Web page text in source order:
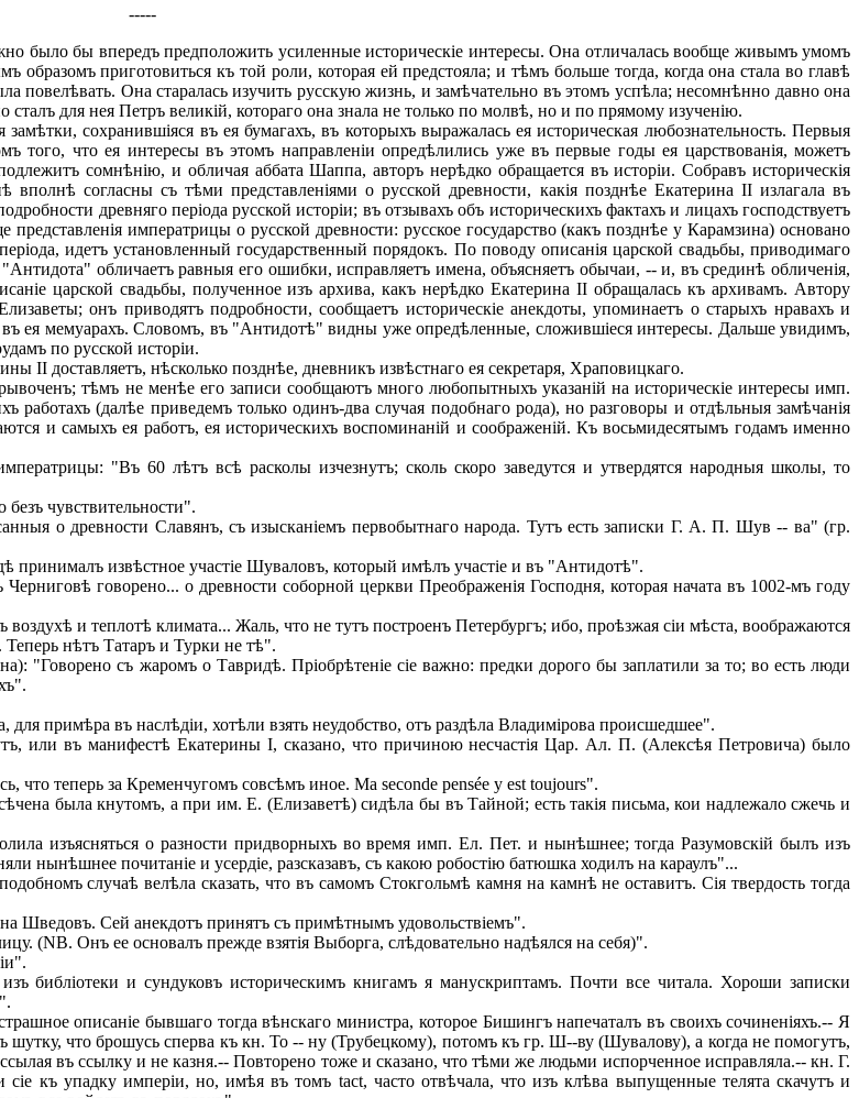
-----
было бы впередъ предположить усиленные историческіе интересы. Она отличалась вообще живымъ умомъ
приготовиться къ той роли, которая ей предстояла; и тѣмъ больше тогда, когда она стала во главѣ
повелѣвать. Она старалась изучить русскую жизнь, и замѣчательно въ этомъ успѣла; несомнѣнно давно она
сталъ для нея Петръ великій, котораго она знала не только по молвѣ, но и по прямому изученію.
сохранившіяся въ ея бумагахъ, въ которыхъ выражалась ея историческая любознательность. Первыя
того, что ея интересы въ этомъ направленіи опредѣлились уже въ первые годы ея царствованія, можетъ
сомнѣнію, и обличая аббата Шаппа, авторъ нерѣдко обращается въ исторіи. Собравъ историческія
согласны съ тѣми представленіями о русской древности, какія позднѣе Екатерина II излагала въ
древняго періода русской исторіи; въ отзывахъ объ историческихъ фактахъ и лицахъ господствуетъ
императрицы о русской древности: русское государство (какъ позднѣе у Карамзина) основано
идетъ установленный государственный порядокъ. По поводу описанія царской свадьбы, приводимаго
обличаетъ равныя его ошибки, исправляетъ имена, объясняетъ обычаи, -- и, въ срединѣ обличенія,
царской свадьбы, полученное изъ архива, какъ нерѣдко Екатерина II обращалась къ архивамъ. Автору
онъ приводятъ подробности, сообщаетъ историческіе анекдоты, упоминаетъ о старыхъ нравахъ и
въ ея мемуарахъ. Словомъ, въ "Антидотѣ" видны уже опредѣленные, сложившіеся интересы. Дальше увидимъ,
по русской исторіи.
II доставляетъ, нѣсколько позднѣе, дневникъ извѣстнаго ея секретаря, Храповицкаго.
тѣмъ не менѣе его записи сообщаютъ много любопытныхъ указаній на историческіе интересы имп.
(далѣе приведемъ только одинъ-два случая подобнаго рода), но разговоры и отдѣльныя замѣчанія
и самыхъ ея работъ, ея историческихъ воспоминаній и соображеній. Къ восьмидесятымъ годамъ именно
"Въ 60 лѣтъ всѣ расколы изчезнутъ; сколь скоро заведутся и утвердятся народныя школы, то
чувствительности".
о древности Славянъ, съ изысканіемъ первобытнаго народа. Тутъ есть записки Г. А. П. Шув -- ва" (гр.
принималъ извѣстное участіе Шуваловъ, который имѣлъ участіе и въ "Антидотѣ".
говорено... о древности соборной церкви Преображенія Господня, которая начата въ 1002-мъ году
и теплотѣ климата... Жаль, что не тутъ построенъ Петербургъ; ибо, проѣзжая сіи мѣста, воображаются
нѣтъ Татаръ и Турки не тѣ".
"Говорено съ жаромъ о Тавридѣ. Пріобрѣтеніе сіе важно: предки дорого бы заплатили за то; во есть люди
примѣра въ наслѣдіи, хотѣли взять неудобство, отъ раздѣла Владимірова происшедшее".
или въ манифестѣ Екатерины I, сказано, что причиною несчастія Цар. Ал. П. (Алексѣя Петровича) было
что теперь за Кременчугомъ совсѣмъ иное. Ma seconde pensée y est toujours".
была кнутомъ, а при им. Е. (Елизаветѣ) сидѣла бы въ Тайной; есть такія письма, кои надлежало сжечь и
изъясняться о разности придворныхъ во время имп. Ел. Пет. и нынѣшнее; тогда Разумовскій былъ изъ
нынѣшнее почитаніе и усердіе, разсказавъ, съ какою робостію батюшка ходилъ на караулъ"...
подобномъ случаѣ велѣла сказать, что въ самомъ Стокгольмѣ камня на камнѣ не оставитъ. Сія твердость тогда
Шведовъ. Сей анекдотъ принятъ съ примѣтнымъ удовольствіемъ".
(NB. Онъ ее основалъ прежде взятія Выборга, слѣдовательно надѣялся на себя)".
библіотеки и сундуковъ историческимъ книгамъ я манускриптамъ. Почти все читала. Хороши записки
описаніе бывшаго тогда вѣнскаго министра, которое Бишингъ напечаталъ въ своихъ сочиненіяхъ.-- Я
шутку, что брошусь сперва къ кн. То -- ну (Трубецкому), потомъ къ гр. Ш--ву (Шувалову), а когда не помогутъ,
въ ссылку и не казня.-- Повторено тоже и сказано, что тѣми же людьми испорченное исправляла.-- кн. Г.
къ упадку имперіи, но, имѣя въ томъ tact, часто отвѣчала, что изъ клѣва выпущенные телята скачутъ и